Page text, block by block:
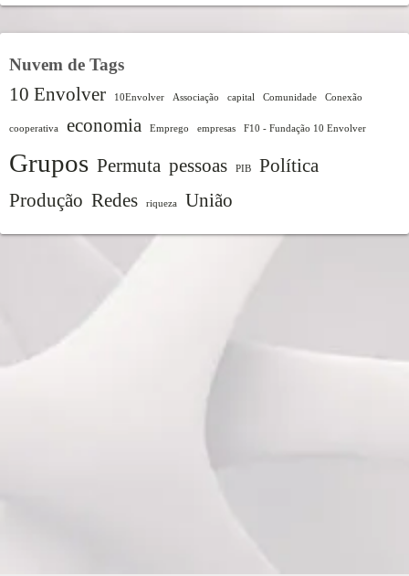
Nuvem de Tags
10 Envolver 10Envolver Associação capital Comunidade Conexão
cooperativa economia Emprego empresas F10 - Fundação 10 Envolver
Grupos Permuta pessoas PIB
Política
Produção Redes riqueza União